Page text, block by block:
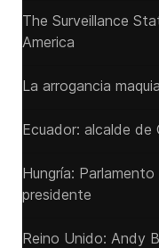
The Surveillance
America
La arrogancia
Ecuador: alcalde de
Hungría:
presidente
Reino Unido: Andy